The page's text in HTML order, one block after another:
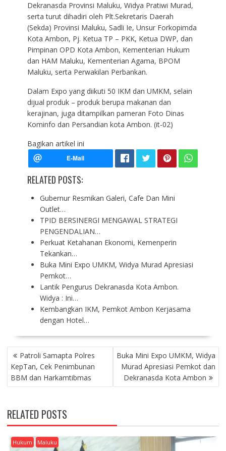
Dekranasda Provinsi Maluku, Widya Pratiwi Murad,
serta turut dihadiri oleh Plt.Sekretaris Daerah
(Sekda) Provinsi Maluku, Sadli Ie, Unsur Forkopimda
Kota Ambon, Pj. Ketua TP – PKK, Ketua DWP, dan
Pimpinan OPD Kota Ambon, Kementerian Hukum
dan HAM Maluku, Kementerian Agama, BPOM
Maluku, serta Perwakilan Perbankan.
Dalam Expo yang diikuti 50 IKM dan UMKM, selain
dijual produk – produk berupa makanan dan
kerajinan, juga ditampilkan pameran Foto Dinas
Kominfo dan Persandian kota Ambon. (it-02)
Bagikan artikel ini
RELATED POSTS:
Gubernur Resmikan Galeri, Cafe Dan Mini
Outlet…
TPID BERSINERGI MENGAWAL STRATEGI
PENGENDALIAN…
Perkuat Ketahanan Ekonomi, Kemenperin
Tekankan…
Buka Mini Expo UMKM, Widya Murad Apresiasi
Pemkot…
Lantik Pengurus Dekranasda Kota Ambon.
Widya : Ini…
Kembangkan IKM, Pemkot Ambon Kerjasama
dengan Hotel…
P
O
S
T
A
V
I
G
Patroli Samapta Polres
KepTan, Cek Penimbunan
BBM dan Harkamtibmas
Buka Mini Expo UMKM, Widya
Murad Apresiasi Pemkot dan
Dekranasda Kota Ambon
RELATED POSTS
Hukum Maluku